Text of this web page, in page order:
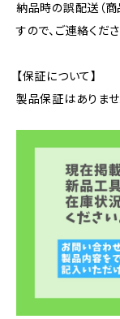
納品時の誤配送（
すので、ご連絡くださ
【保証について】
製品保証はありませ